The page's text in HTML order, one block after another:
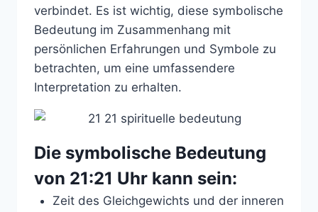
verbindet. Es ist wichtig, diese symbolische
Bedeutung im Zusammenhang mit
persönlichen Erfahrungen und Symbole zu
betrachten, um eine umfassendere
Interpretation zu erhalten.
Die symbolische Bedeutung
von 21:21 Uhr kann sein:
Zeit des Gleichgewichts und der inneren